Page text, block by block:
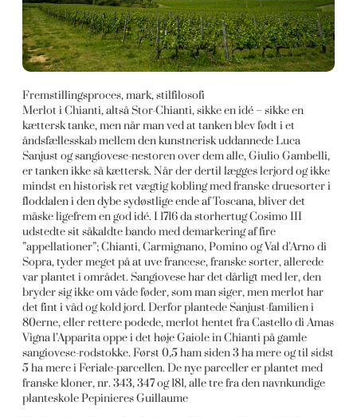
Fremstillingsproces, mark, stilfilosofi
Merlot i Chianti, altså Stor-Chianti, sikke en idé – sikke en
kættersk tanke, men når man ved at tanken blev født i et
åndsfællesskab mellem den kunstnerisk uddannede Luca
Sanjust og sangiovese-nestoren over dem alle, Giulio Gambelli,
er tanken ikke så kættersk. Når der dertil lægges lerjord og ikke
mindst en historisk ret vægtig kobling med franske druesorter i
floddalen i den dybe sydøstlige ende af Toscana, bliver det
måske ligefrem en god idé. I 1716 da storhertug Cosimo III
udstedte sit såkaldte bando med demarkering af fire
”appellationer”; Chianti, Carmignano, Pomino og Val d’Arno di
Sopra, tyder meget på at uve francese, franske sorter, allerede
var plantet i området. Sangiovese har det dårligt med ler, den
bryder sig ikke om våde føder, som man siger, men merlot har
det fint i våd og kold jord. Derfor plantede Sanjust-familien i
80erne, eller rettere podede, merlot hentet fra Castello di Amas
Vigna l’Apparita oppe i det høje Gaiole in Chianti på gamle
sangiovese-rodstokke. Først 0,5 ham siden 3 ha mere og til sidst
5 ha mere i Feriale-parcellen. De nye parceller er plantet med
franske kloner, nr. 343, 347 og 181, alle tre fra den navnkundige
planteskole Pepinieres Guillaume